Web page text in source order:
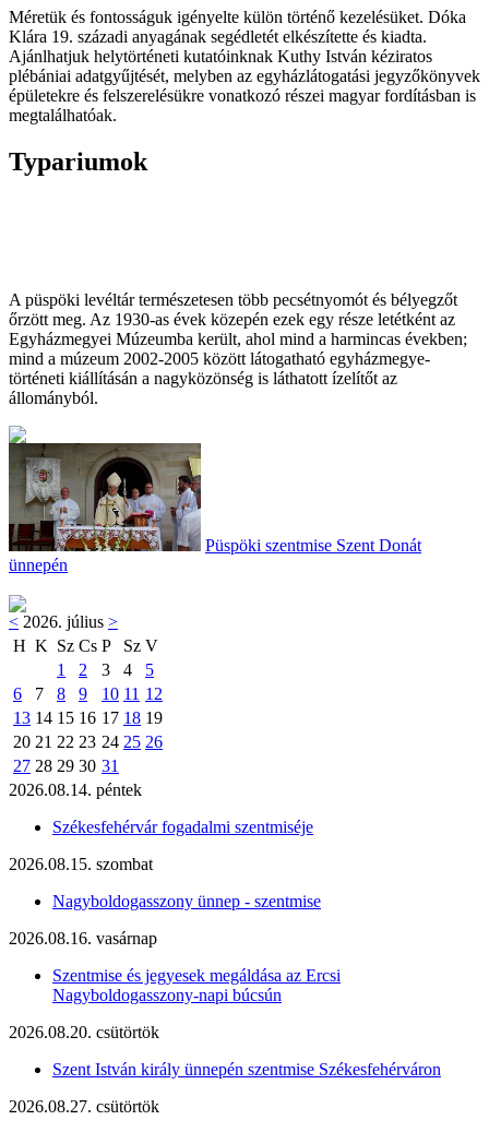
Méretük és fontosságuk igényelte külön történő kezelésüket. Dóka
Klára 19. századi anyagának segédletét elkészítette és kiadta.
Ajánlhatjuk helytörténeti kutatóinknak Kuthy István kéziratos
plébániai adatgyűjtését, melyben az egyházlátogatási jegyzőkönyvek
épületekre és felszerelésükre vonatkozó részei magyar fordításban is
megtalálhatóak.
Typariumok
A püspöki levéltár természetesen több pecsétnyomót és bélyegzőt
őrzött meg. Az 1930-as évek közepén ezek egy része letétként az
Egyházmegyei Múzeumba került, ahol mind a harmincas években;
mind a múzeum 2002-2005 között látogatható egyházmegye-
történeti kiállításán a nagyközönség is láthatott ízelítőt az
állományból.
Püspöki szentmise Szent Donát
ünnepén
< 2026. július >
H K Sz Cs P Sz V
1
2 3 4
5
6
7 8 9 10 11 12
13 14 15 16 17 18 19
20 21 22 23 24 25 26
27 28 29 30 31
2026.08.14. péntek
Székesfehérvár fogadalmi szentmiséje
2026.08.15. szombat
Nagyboldogasszony ünnep - szentmise
2026.08.16. vasárnap
Szentmise és jegyesek megáldása az Ercsi
Nagyboldogasszony-napi búcsún
2026.08.20. csütörtök
Szent István király ünnepén szentmise Székesfehérváron
2026.08.27. csütörtök